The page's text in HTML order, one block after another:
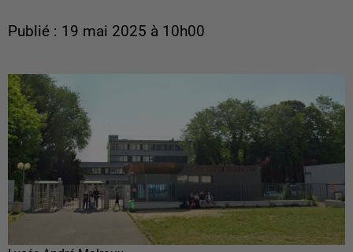
Publié : 19 mai 2025 à 10h00